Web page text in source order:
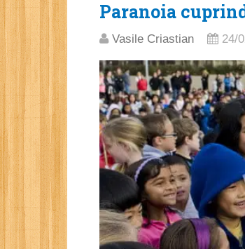
Paranoia
Vasile Criastian 24/